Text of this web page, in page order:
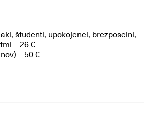
študenti, upokojenci, brezposelni,
– 26 €
– 50 €